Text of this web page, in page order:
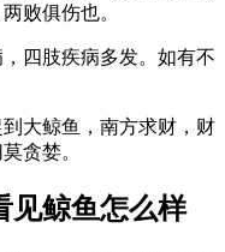
败俱伤也。
四肢疾病多发。如有不
大鲸鱼，南方求财，财
贪婪。
见鲸鱼怎么样